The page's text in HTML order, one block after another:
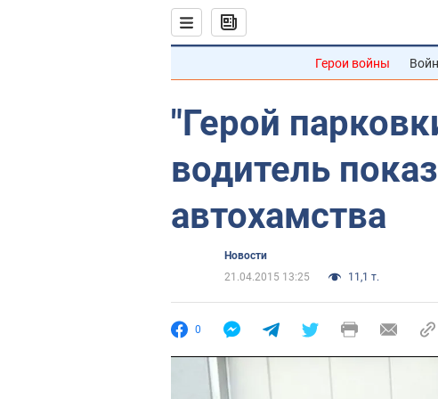
Герои войны
"Герой
водитель
автохамства
Новости
21.04.2015 13:25
11,1 т.
0